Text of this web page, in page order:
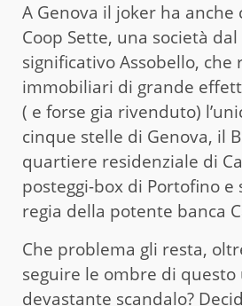
A Genova il joker ha anche
Coop Sette, una società
significativo Assobello, che
immobiliari di grande
( e forse gia rivenduto)
cinque stelle di Genova, il
quartiere residenziale di
posteggi-box di Portofino e
regia della potente banca
Che problema gli resta,
seguire le ombre di
devastante scandalo?